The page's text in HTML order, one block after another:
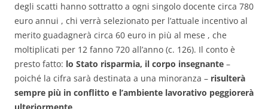
degli scatti hanno sottratto a ogni singolo docente circa 780
euro annui , chi verrà selezionato per l’attuale incentivo al
merito guadagnerà circa 60 euro in più al mese , che
moltiplicati per 12 fanno 720 all’anno (c. 126). Il conto è
presto fatto: lo Stato risparmia, il corpo insegnante –
poiché la cifra sarà destinata a una minoranza – risulterà
sempre più in conflitto e l’ambiente lavorativo peggiorerà